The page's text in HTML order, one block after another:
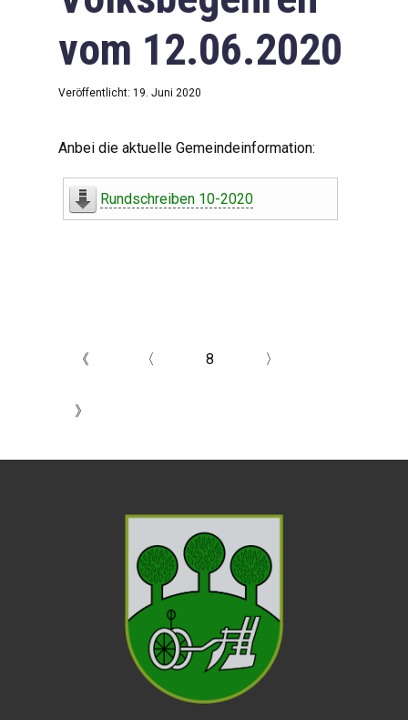
vom 12.06.2020
Veröffentlicht: 19. Juni 2020
Anbei die aktuelle Gemeindeinformation:
Rundschreiben 10-2020
《 〈 8 〉
》